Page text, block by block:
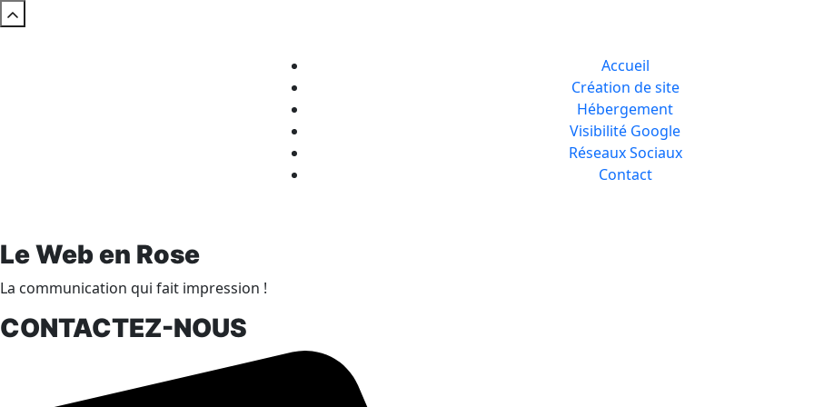
Accueil
Création de site
Hébergement
Visibilité Google
Réseaux Sociaux
Contact
Le Web en Rose
La communication qui fait impression !
CONTACTEZ-NOUS